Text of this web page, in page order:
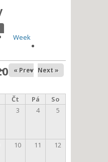
Week
« Prev Next »
Čt Pá
So
3 4 5
10 11 12